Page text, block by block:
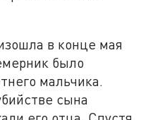
в конце мая
было
мальчика.
сына